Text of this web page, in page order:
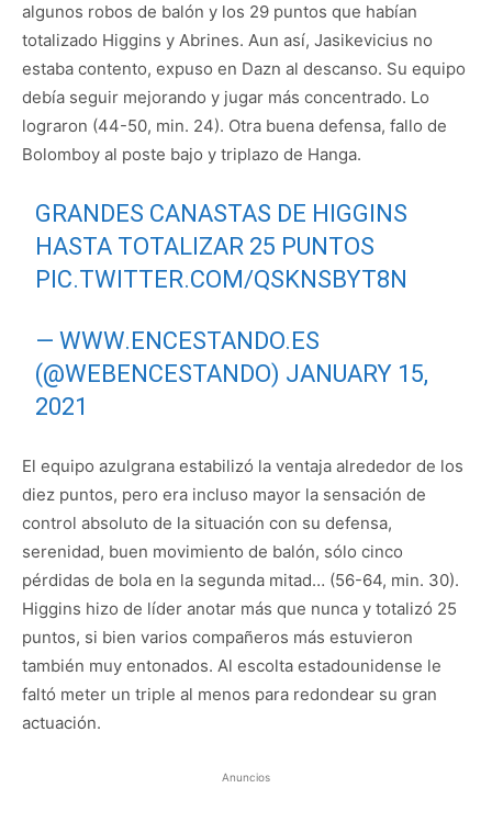
algunos robos de balón y los 29 puntos que habían
totalizado Higgins y Abrines. Aun así, Jasikevicius no
estaba contento, expuso en Dazn al descanso. Su equipo
debía seguir mejorando y jugar más concentrado. Lo
lograron (44-50, min. 24). Otra buena defensa, fallo de
Bolomboy al poste bajo y triplazo de Hanga.
GRANDES CANASTAS DE HIGGINS
HASTA TOTALIZAR 25 PUNTOS
PIC.TWITTER.COM/QSKNSBYT8N
— WWW.ENCESTANDO.ES
(@WEBENCESTANDO) JANUARY 15,
2021
El equipo azulgrana estabilizó la ventaja alrededor de los
diez puntos, pero era incluso mayor la sensación de
control absoluto de la situación con su defensa,
serenidad, buen movimiento de balón, sólo cinco
pérdidas de bola en la segunda mitad… (56-64, min. 30).
Higgins hizo de líder anotar más que nunca y totalizó 25
puntos, si bien varios compañeros más estuvieron
también muy entonados. Al escolta estadounidense le
faltó meter un triple al menos para redondear su gran
actuación.
Anuncios